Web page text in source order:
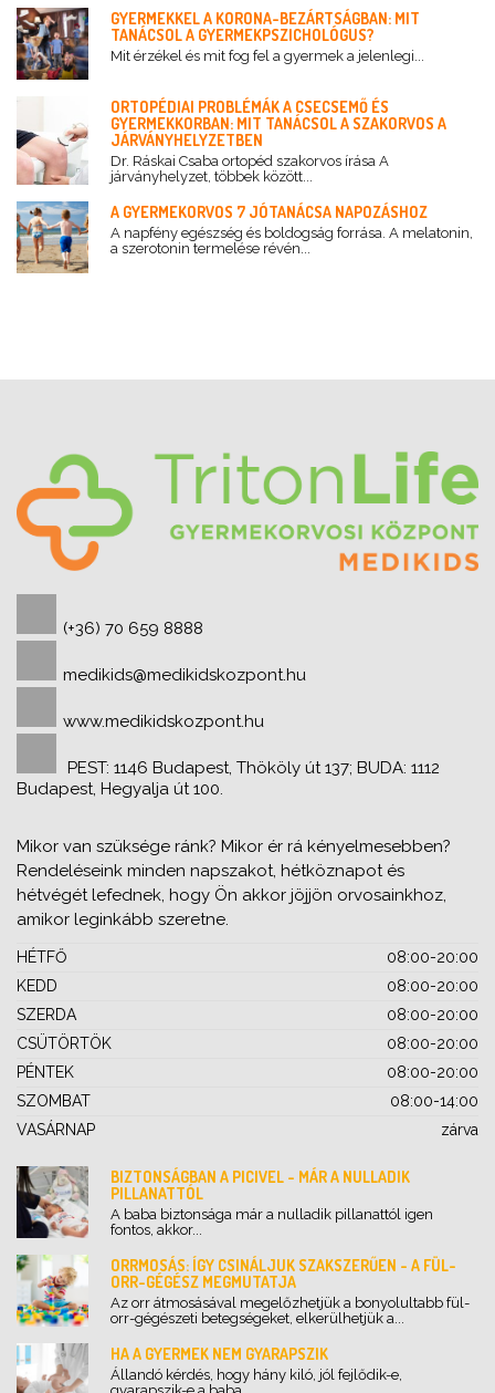
GYERMEKKEL A KORONA-BEZÁRTSÁGBAN: MIT
TANÁCSOL A GYERMEKPSZICHOLÓGUS?
Mit érzékel és mit fog fel a gyermek a jelenlegi...
ORTOPÉDIAI PROBLÉMÁK A CSECSEMŐ ÉS
GYERMEKKORBAN: MIT TANÁCSOL A SZAKORVOS A
JÁRVÁNYHELYZETBEN
Dr. Ráskai Csaba ortopéd szakorvos írása A
járványhelyzet, többek között...
A GYERMEKORVOS 7 JÓTANÁCSA NAPOZÁSHOZ
A napfény egészség és boldogság forrása. A melatonin,
a szerotonin termelése révén...
(+36) 70 659 8888
medikids@medikidskozpont.hu
www.medikidskozpont.hu
PEST: 1146 Budapest, Thököly út 137; BUDA: 1112
Budapest, Hegyalja út 100.
Mikor van szüksége ránk? Mikor ér rá kényelmesebben?
Rendeléseink minden napszakot, hétköznapot és
hétvégét lefednek, hogy Ön akkor jöjjön orvosainkhoz,
amikor leginkább szeretne.
HÉTFŐ
08:00-20:00
KEDD
08:00-20:00
SZERDA
08:00-20:00
CSÜTÖRTÖK
08:00-20:00
PÉNTEK
08:00-20:00
SZOMBAT
08:00-14:00
VASÁRNAP
zárva
BIZTONSÁGBAN A PICIVEL - MÁR A NULLADIK
PILLANATTÓL
A baba biztonsága már a nulladik pillanattól igen
fontos, akkor...
ORRMOSÁS: ÍGY CSINÁLJUK SZAKSZERŰEN - A FÜL-
ORR-GÉGÉSZ MEGMUTATJA
Az orr átmosásával megelőzhetjük a bonyolultabb fül-
orr-gégészeti betegségeket, elkerülhetjük a...
HA A GYERMEK NEM GYARAPSZIK
Állandó kérdés, hogy hány kiló, jól fejlődik-e,